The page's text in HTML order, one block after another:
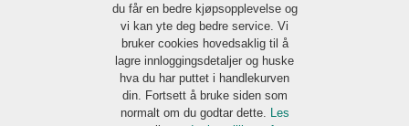
du får en bedre kjøpsopplevelse og
vi kan yte deg bedre service. Vi
bruker cookies hovedsaklig til å
lagre innloggingsdetaljer og huske
hva du har puttet i handlekurven
din. Fortsett å bruke siden som
normalt om du godtar dette.
Les